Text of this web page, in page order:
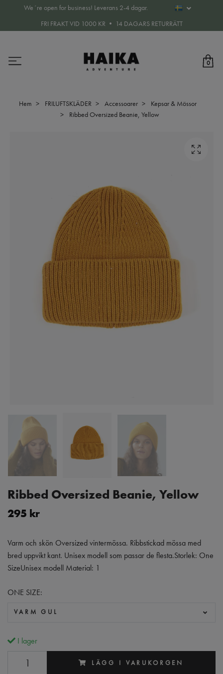
We´re open for business! Leverans 2-4 dagar.
FRI FRAKT VID 1000 KR • 14 DAGARS RETURRÄTT
0
Hem FRILUFTSKLÄDER Accessoarer
Kepsar & Mössor
Ribbed Oversized Beanie, Yellow
Ribbed Oversized Beanie, Yellow
295 kr
Varm och skön Oversized vintermössa. Ribbstickad mössa med
bred uppvikt kant. Unisex modell som passar de flesta.Storlek: One
SizeUnisex modell Material: 1
ONE SIZE:
VARM GUL
I lager
LÄGG I VARUKORGEN